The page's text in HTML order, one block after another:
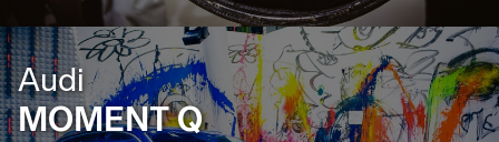
Audi
MOMENT Q